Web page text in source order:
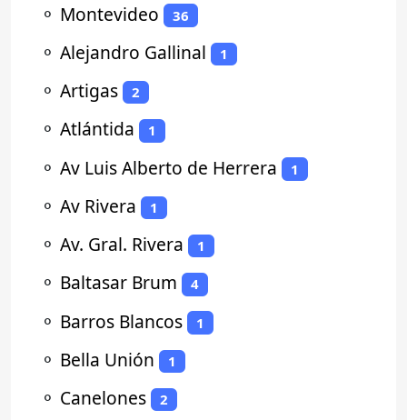
⚬ Montevideo 36
⚬ Alejandro Gallinal 1
⚬ Artigas 2
⚬ Atlántida 1
⚬ Av Luis Alberto de Herrera 1
⚬ Av Rivera 1
⚬ Av. Gral. Rivera 1
⚬ Baltasar Brum 4
⚬ Barros Blancos 1
⚬ Bella Unión 1
⚬ Canelones 2